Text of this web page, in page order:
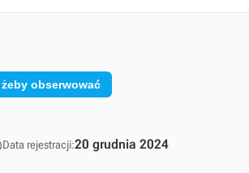
obserwować
Data rejestracji:20 grudnia 2024